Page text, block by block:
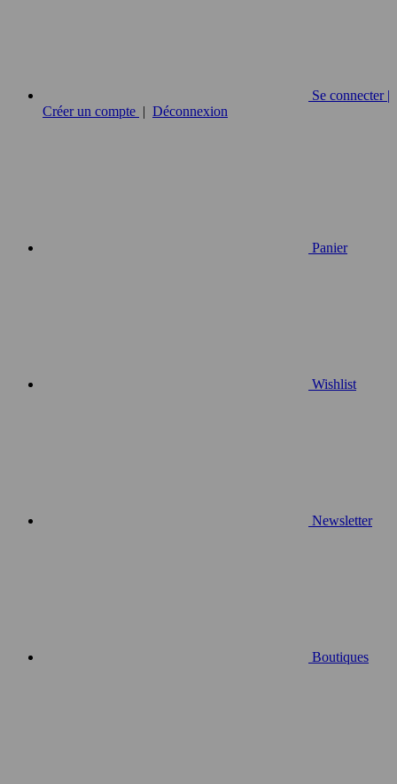
Se connecter |
Créer un compte | Déconnexion
Panier
Wishlist
Newsletter
Boutiques